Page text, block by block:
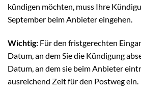
kündigen möchten, muss Ihre
September beim Anbieter eingehen.
Wichtig: Für den fristgerechten
Datum, an dem Sie die Kündigung
Datum, an dem sie beim Anbieter
ausreichend Zeit für den Postweg ein.